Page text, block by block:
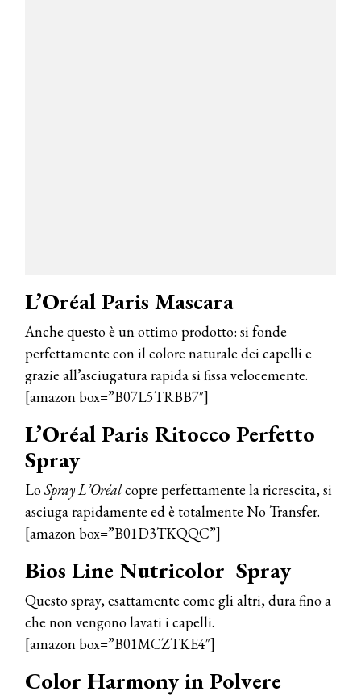
L’Oréal Paris Mascara
Anche questo è un ottimo prodotto: si fonde
perfettamente con il colore naturale dei capelli e
grazie all’asciugatura rapida si fissa velocemente.
[amazon box=”B07L5TRBB7″]
L’Oréal Paris Ritocco Perfetto
Spray
LoSpray L’Oréalcopre perfettamente la ricrescita, si
asciuga rapidamente ed è totalmente No Transfer.
[amazon box=”B01D3TKQQC”]
Bios Line Nutricolor Spray
Questo spray, esattamente come gli altri, dura fino a
che non vengono lavati i capelli.
[amazon box=”B01MCZTKE4″]
Color Harmony in Polvere
COSMOPROF WORLDWIDE BOLOGNA
Cosmprof Worldwide Bologna
presenta THE BEAUTY &
WELLNESS CONGRESS 2022: I
DYSON
Dyson presenta la nuova collezione
COTRIL
Continua la carrellata di look firmati
Cotril alla Festa del Cinema di Roma